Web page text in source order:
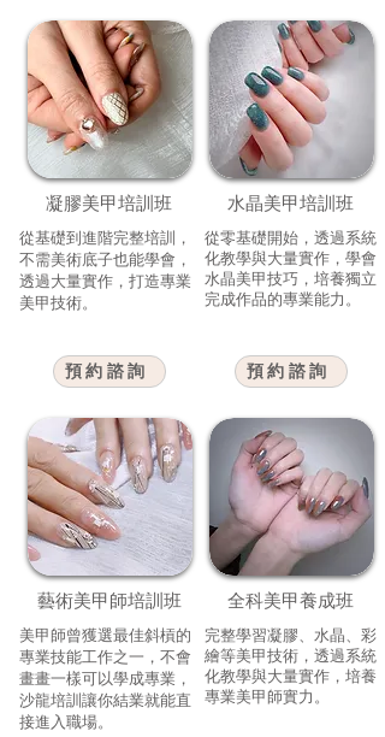
凝膠美甲培訓班 水晶美甲培訓班
從基礎到進階完整培訓，
不需美術底子也能學會，
透過大量實作，打造專業
美甲技術。​
從零基礎開始，透過系統
化教學與大量實作，學會
水晶美甲技巧，培養獨立
完成作品的專業能力。
預約諮詢 預約諮詢
藝術美甲師培訓班​ 全科美甲養成班
美甲師曾獲選最佳斜槓的
專業技能工作之一​，不會
畫畫一樣可以學成專業，
沙龍培訓讓你結業就能直
接進入職場。
完整學習凝膠、水晶、彩
繪等美甲技術，透過系統
化教學與大量實作，培養
專業美甲師實力。